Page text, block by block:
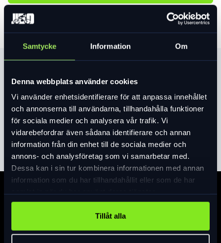
Samtycke Information Om
Denna webbplats använder cookies
Vi använder enhetsidentifierare för att anpassa innehållet
och annonserna till användarna, tillhandahålla funktioner
för sociala medier och analysera vår trafik. Vi
vidarebefordrar även sådana identifierare och annan
information från din enhet till de sociala medier och
annons- och analysföretag som vi samarbetar med.
Dessa kan i sin tur kombinera informationen med annan
information som du har tillhandahållit eller som de har
Tillåt alla
Framlampa för navgeneratordrift 6V på 15
Lux. En stark lampa med bra räckvidd. Reflex
och 830mm kabel. On/Off och uttag för
baklampa. kan även användas till elcykel
med driftspänning 6V.
Läs merexpand_more
Specifikation